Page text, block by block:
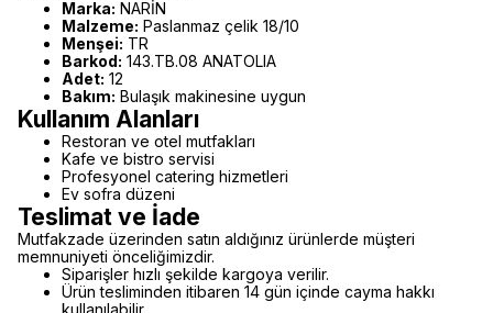
Marka: NARİN
Malzeme: Paslanmaz çelik 18/10
Menşei: TR
Barkod: 143.TB.08 ANATOLIA
Adet: 12
Bakım: Bulaşık makinesine uygun
Kullanım Alanları
Restoran ve otel mutfakları
Kafe ve bistro servisi
Profesyonel catering hizmetleri
Ev sofra düzeni
Teslimat ve İade
Mutfakzade üzerinden satın aldığınız ürünlerde müşteri
memnuniyeti önceliğimizdir.
Siparişler hızlı şekilde kargoya verilir.
Ürün tesliminden itibaren 14 gün içinde cayma hakkı
kullanılabilir.